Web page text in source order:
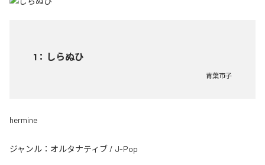
1 ： しらぬひ
青葉市子
hermine
ジャンル： オルタナティブ / J-Pop